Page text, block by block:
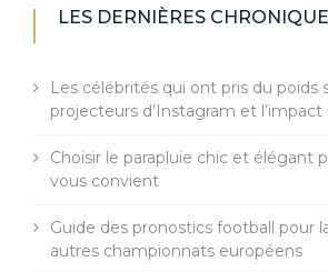
LES DERNIÈRES
Les célébrités qui ont pris du poids
projecteurs d’Instagram et
Choisir le parapluie chic et élégant
vous convient
Guide des pronostics football pour
autres championnats européens